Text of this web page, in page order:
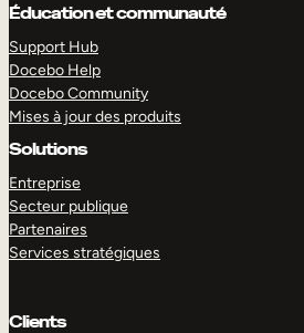
Éducation et communauté
Support Hub
Docebo Help
Docebo Community
Mises à jour des produits
Solutions
Entreprise
Secteur publique
Partenaires
Services stratégiques
Clients